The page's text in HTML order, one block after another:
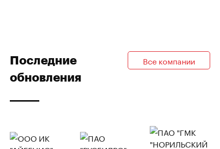
Последние
обновления
Все компании